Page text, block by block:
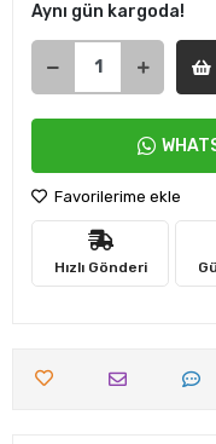
Aynı gün kargoda!
Favorilerime ekle
Hızlı Gönderi